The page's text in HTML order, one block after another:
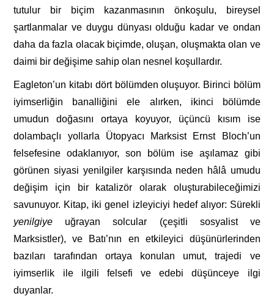
tutulur bir biçim kazanmasının önkoşulu, bireysel
şartlanmalar ve duygu dünyası olduğu kadar ve ondan
daha da fazla olacak biçimde, oluşan, oluşmakta olan ve
daimi bir değişime sahip olan nesnel koşullardır.
Eagleton’un kitabı dört bölümden oluşuyor. Birinci bölüm
iyimserliğin banalliğini ele alırken, ikinci bölümde
umudun doğasını ortaya koyuyor, üçüncü kısım ise
dolambaçlı yollarla Ütopyacı Marksist Ernst Bloch’un
felsefesine odaklanıyor, son bölüm ise aşılamaz gibi
görünen siyasi yenilgiler karşısında neden hâlâ umudu
değişim için bir katalizör olarak oluşturabileceğimizi
savunuyor. Kitap, iki genel izleyiciyi hedef alıyor: Sürekli
yenilgiye uğrayan solcular (çeşitli sosyalist ve
Marksistler), ve Batı’nın en etkileyici düşünürlerinden
bazıları tarafından ortaya konulan umut, trajedi ve
iyimserlik ile ilgili felsefi ve edebi düşünceye ilgi
duyanlar.